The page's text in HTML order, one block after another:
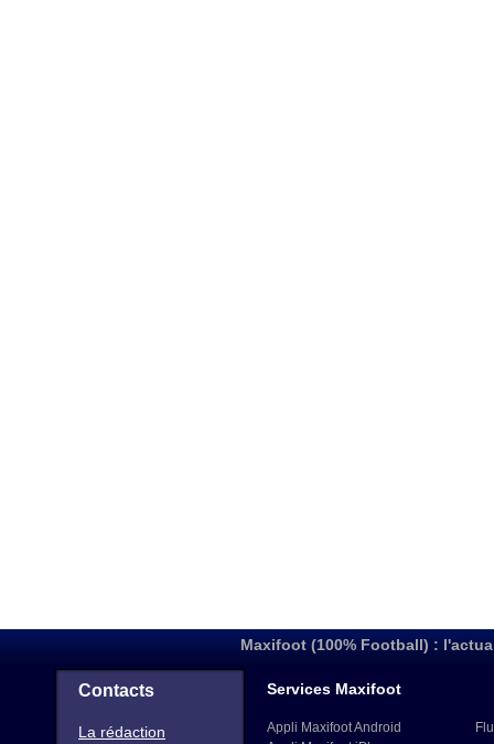
Maxifoot (100% Football) :
Contacts
La rédaction
Services Maxifoot
Appli Maxifoot Android